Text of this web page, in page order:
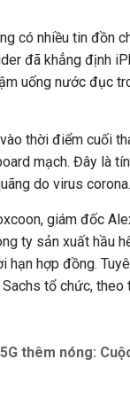
có nhiều tin đồn
đã khẳng định
uống nước đục
thời điểm cuối
mạch. Đây là
do virus corona.
giám đốc
ty sản xuất hầu
hạn hợp đồng.
tổ chức,
thêm nóng: